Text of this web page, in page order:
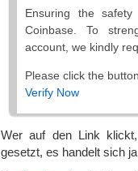
Ensuring the
Coinbase. To
account, we kindly
Please click the
Verify Now
Wer auf den Link
gesetzt, es handelt sich